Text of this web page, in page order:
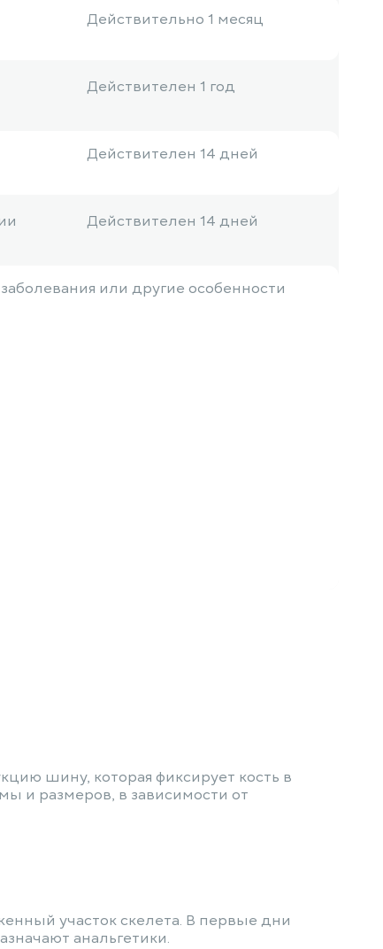
Действительно 1 месяц
Действителен 1 год
Действителен 14 дней
Действителен 14 дней
или другие особенности
шину, которая фиксирует кость в
и размеров, в зависимости от
участок скелета. В первые дни
анальгетики.